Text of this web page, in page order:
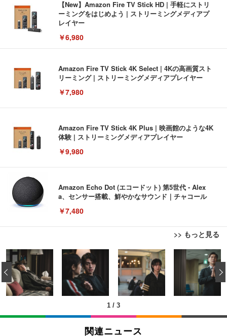
【New】Amazon Fire TV Stick HD | 手軽にストリ
ーミングをはじめよう | ストリーミングメディアプ
レイヤー
￥6,980
Amazon Fire TV Stick 4K Select | 4Kの高画質スト
リーミング | ストリーミングメディアプレイヤー
￥7,980
Amazon Fire TV Stick 4K Plus | 映画館のような4K
体験 | ストリーミングメディアプレイヤー
￥9,980
Amazon Echo Dot (エコードット) 第5世代 - Alex
a、センサー搭載、鮮やかなサウンド｜チャコール
￥7,480
>> もっと見る
[EdoErgo] オフィスチェア 椅子 テレワーク 疲れな
い 跳ね上げ式アームレスト コンパクト 約105度ロッ
キング pc 事務椅子 360度回転 座面昇降 強化ナイロ
ン樹脂ベース 通気性メッシュ 在宅ワーク H-WY01
(黒網+黒枠+黒足)
￥5,699
SIHOO B100 オフィスチェア／デスクチェア メッシ
ュチェア 人間工学 疲れない ブラック
EIZO ビジネス向けプレミアムモニター | FlexScan
EV3240X-WT | 31.5型4K UHD・USB Type-C・ホワ
￥105,595
EIZO ビジネス向けプレミアムモニター | FlexScan
Amazonベーシック ペットシーツ 薄型 レギュラー 1
回使い捨て 無香料 ホワイト 300枚
￥3,373
Amazonベーシック ペットシーツ 厚型 ワイド 42枚
x2袋(84枚) ホワイト(吸収面:ライトブルー)
1 / 3
‹
関連ニュース